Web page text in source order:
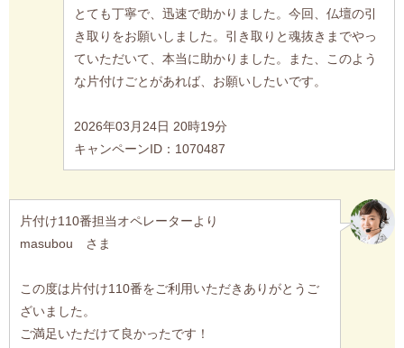
とても丁寧で、迅速で助かりました。今回、仏壇の引
き取りをお願いしました。引き取りと魂抜きまでやっ
ていただいて、本当に助かりました。また、このよう
な片付けごとがあれば、お願いしたいです。
2026年03月24日 20時19分
キャンペーンID：1070487
片付け110番担当オペレーターより
masubou さま
この度は片付け110番をご利用いただきありがとうご
ざいました。
ご満足いただけて良かったです！